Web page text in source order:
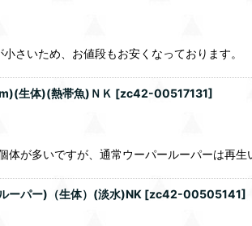
さいため、お値段もお安くなっております。
生体)(熱帯魚)ＮＫ [zc42-00517131]
が多いですが、通常ウーパールーパーは再生
ーパー)（生体）(淡水)NK [zc42-00505141]